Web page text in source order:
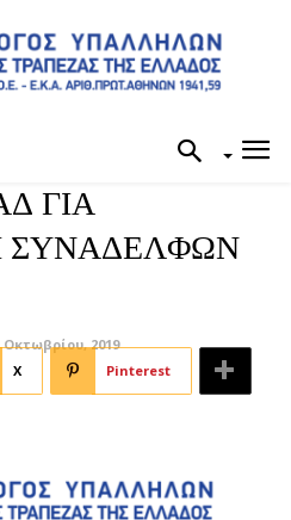
ΓΙΑ
ΣΥΝΑΔΕΛΦΩΝ
Οκτωβρίου, 2019
X Pinterest